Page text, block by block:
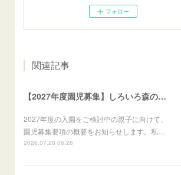
フォロー
関連記事
【2027年度園児募集】しろいろ森のようちえん 募集要項のお知らせ
2027年度の入園をご検討中の親子に向けて、
園児募集要項の概要をお知らせします。私…
2026.07.28 06:26